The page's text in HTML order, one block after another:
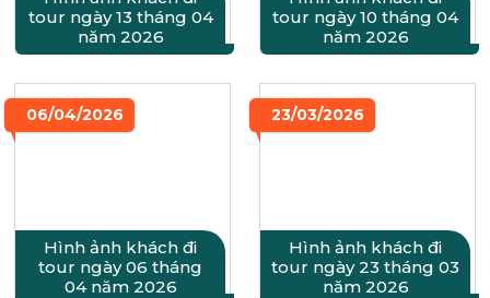
tour ngày 13 tháng 04
năm 2026
tour ngày 10 tháng 04
năm 2026
06/04/2026
Hình ảnh khách đi
tour ngày 06 tháng
04 năm 2026
23/03/2026
Hình ảnh khách đi
tour ngày 23 tháng 03
năm 2026